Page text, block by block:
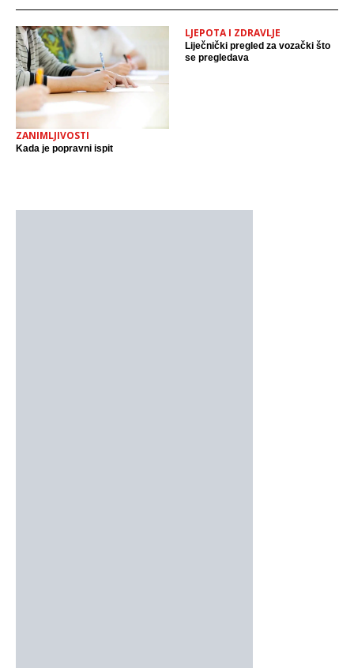
ZANIMLJIVOSTI
Kada je popravni ispit
LJEPOTA I ZDRAVLJE
Liječnički pregled za vozački što
se pregledava